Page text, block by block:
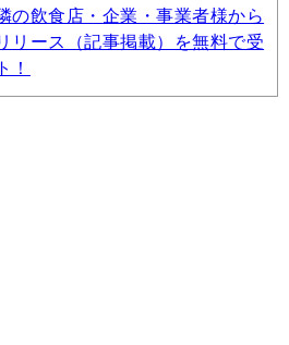
の飲食店・企業・事業者様から
リース（記事掲載）を無料で受
！